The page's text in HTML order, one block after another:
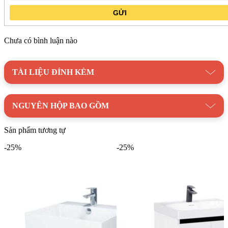
Thông số kỹ thuật Bộ tủ lavabo Caesar L5022/EH15022AV
L5022/EH15022AV chính hãng tại Kim
Quốc Tiến
chính hãng hiện đã
GỬI
Chưa có bình luận nào
TÀI LIỆU ĐÍNH KÈM
NGUYÊN HỘP BAO GỒM
Sản phẩm tương tự
-25%
-25%